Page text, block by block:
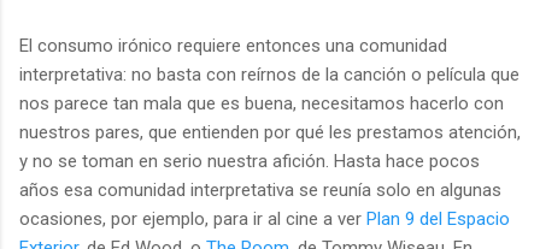
El consumo irónico requiere entonces una comunidad
interpretativa: no basta con reírnos de la canción o película que
nos parece tan mala que es buena, necesitamos hacerlo con
nuestros pares, que entienden por qué les prestamos atención,
y no se toman en serio nuestra afición. Hasta hace pocos
años esa comunidad interpretativa se reunía solo en algunas
ocasiones, por ejemplo, para ir al cine a ver Plan 9 del Espacio